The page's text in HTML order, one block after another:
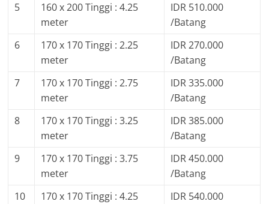
5
160 x 200 Tinggi : 4.25
meter
IDR 510.000
/Batang
6
170 x 170 Tinggi : 2.25
meter
IDR 270.000
/Batang
7
170 x 170 Tinggi : 2.75
meter
IDR 335.000
/Batang
8
170 x 170 Tinggi : 3.25
meter
IDR 385.000
/Batang
9
170 x 170 Tinggi : 3.75
meter
IDR 450.000
/Batang
10
170 x 170 Tinggi : 4.25
IDR 540.000